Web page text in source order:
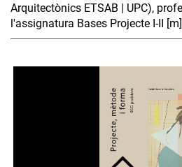
Arquitectònics ETSAB | UPC),
l'assignatura Bases Projecte I-II